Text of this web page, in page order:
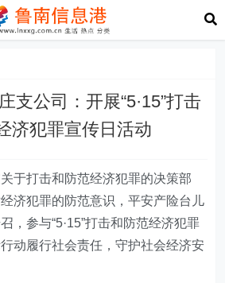
支公司：开展“5·15”打击
济犯罪宣传日活动
于打击和防范经济犯罪的决策部
济犯罪的防范意识，平安产险台儿
，参与“5·15”打击和防范经济犯罪
动履行社会责任，守护社会经济安